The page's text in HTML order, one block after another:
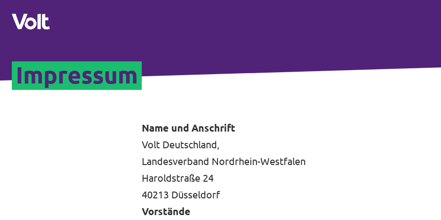
Volt in Nordrhein-Westfalen
Impressum
Name und Anschrift
Volt Deutschland,
Landesverband Nordrhein-Westfalen
Haroldstraße 24
40213 Düsseldorf
Vorstände